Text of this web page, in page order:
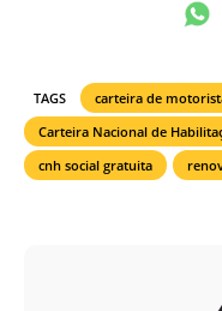
TAGS carteira de
Carteira Nacional de
cnh social gratuita